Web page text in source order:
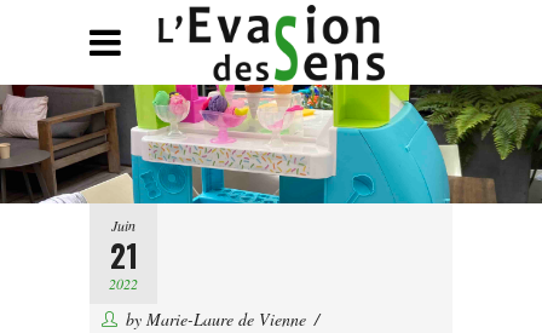
Juin
21
2022
by Marie-Laure de Vienne